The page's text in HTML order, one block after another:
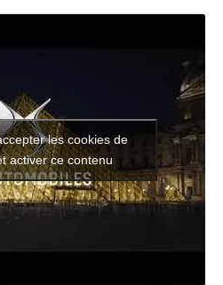
les cookies de
activer ce contenu